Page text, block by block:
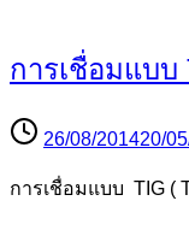
การเชื่อมแบบ
27/08/201420/
8.อุปกรณ์ควบคุมกา